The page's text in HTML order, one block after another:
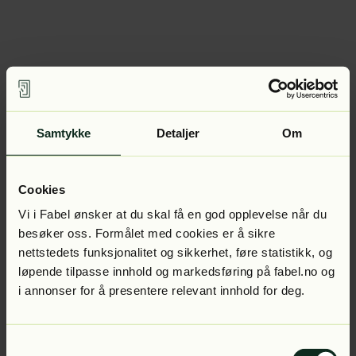
Samtykke Detaljer Om
Cookies
Vi i Fabel ønsker at du skal få en god opplevelse når du
besøker oss. Formålet med cookies er å sikre
nettstedets funksjonalitet og sikkerhet, føre statistikk, og
løpende tilpasse innhold og markedsføring på fabel.no og
i annonser for å presentere relevant innhold for deg.